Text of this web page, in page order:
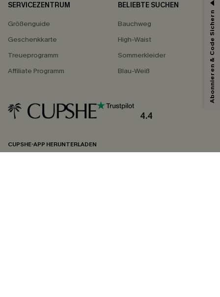
SERVICEZENTRUM
Größenguide
Geschenkkarte
Treueprogramm
Affiliate Programm
BELIEBTE SUCHEN
Bauchweg
High-Waist
Sommerkleider
Blau-Weiß
4.4
CUPSHE-APP HERUNTERLADEN
Abonnieren & Code Sichern